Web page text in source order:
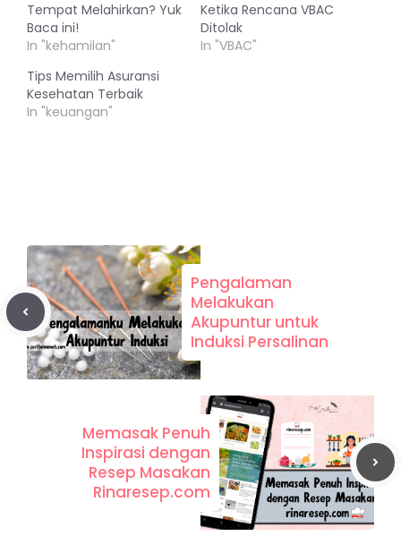
Tempat Melahirkan? Yuk
Baca ini!
In "kehamilan"
Ketika Rencana VBAC
Ditolak
In "VBAC"
Tips Memilih Asuransi
Kesehatan Terbaik
In "keuangan"
Pengalaman
Melakukan
Akupuntur untuk
Induksi Persalinan
Memasak Penuh
Inspirasi dengan
Resep Masakan
Rinaresep.com